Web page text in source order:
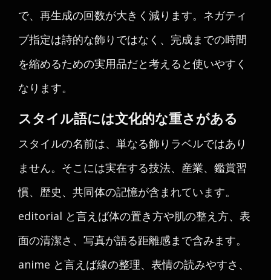
で、再生成の回数が大きく減ります。ネガティ
ブ指定は詩的な飾りではなく、完成までの時間
を縮めるための実用品だと考えると使いやすく
なります。
スタイル語には文化的な重さがある
スタイルの名前は、単なる飾りラベルではあり
ません。そこには実在する技法、産業、鑑賞習
慣、歴史、共同体の記憶が含まれています。
editorial と言えば体の置き方や肌の整え方、表
面の清潔さ、写真が語る距離感まで含みます。
anime と言えば線の整理、表情の読みやすさ、